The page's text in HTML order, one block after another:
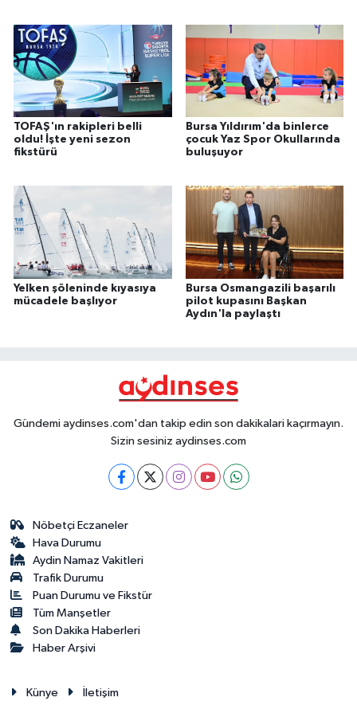
TOFAŞ'ın rakipleri belli
oldu! İşte yeni sezon
fikstürü
Bursa Yıldırım'da binlerce
çocuk Yaz Spor Okullarında
buluşuyor
Yelken şöleninde kıyasıya
mücadele başlıyor
Bursa Osmangazili başarılı
pilot kupasını Başkan
Aydın'la paylaştı
Gündemi aydinses.com'dan takip edin son dakikalari kaçırmayın.
Sizin sesiniz aydinses.com
Nöbetçi Eczaneler
Hava Durumu
Aydin Namaz Vakitleri
Trafik Durumu
Puan Durumu ve Fikstür
Tüm Manşetler
Son Dakika Haberleri
Haber Arşivi
Künye İletişim